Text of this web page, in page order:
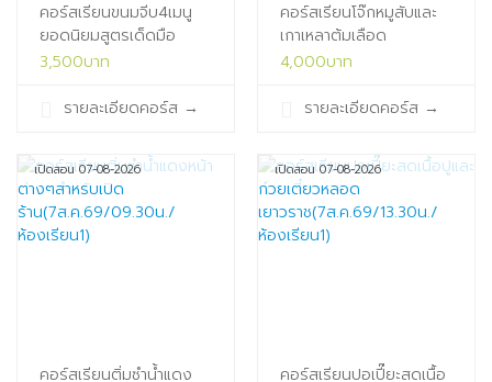
คอร์สเรียนขนมจีบ4เมนู
ยอดนิยมสูตรเด็ดมือ
อาชีพ(6ส.ค.69/10.00น./
3,500บาท
รายละเอียดคอร์ส →
คอร์สเรียนโจ๊กหมูสับและ
เกาเหลาต้มเลือด
หมู(6ส.ค.69/13.30น./
4,000บาท
รายละเอียดคอร์ส →
เปิดสอน 07-08-2026
คอร์สเรียนติ่มซำน้ำแดง
เปิดสอน 07-08-2026
คอร์สเรียนปอเปี๊ยะสดเนื้อ